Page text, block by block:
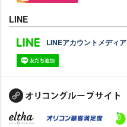
LINE
LINEアカウントメディア